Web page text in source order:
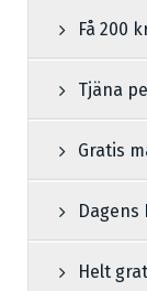
Få 200
Tjäna
Gratis
Helt